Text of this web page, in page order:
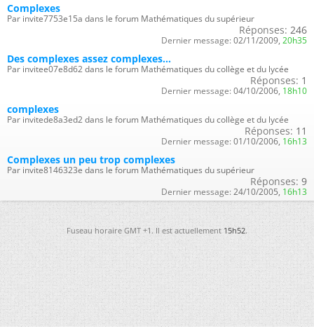
Complexes
Par invite7753e15a dans le forum Mathématiques du supérieur
Réponses: 246
Dernier message: 02/11/2009, 20h35
Des complexes assez complexes...
Par invitee07e8d62 dans le forum Mathématiques du collège et du lycée
Réponses: 1
Dernier message: 04/10/2006, 18h10
complexes
Par invitede8a3ed2 dans le forum Mathématiques du collège et du lycée
Réponses: 11
Dernier message: 01/10/2006, 16h13
Complexes un peu trop complexes
Par invite8146323e dans le forum Mathématiques du supérieur
Réponses: 9
Dernier message: 24/10/2005, 16h13
Fuseau horaire GMT +1. Il est actuellement15h52.